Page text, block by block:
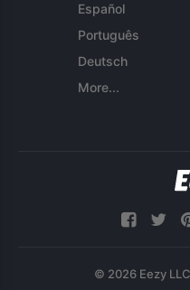
Español
Português
Deutsch
More...
© 2026 Eezy